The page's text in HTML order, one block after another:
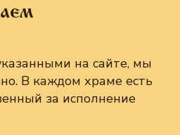
на сайте, мы
В каждом храме есть
за исполнение